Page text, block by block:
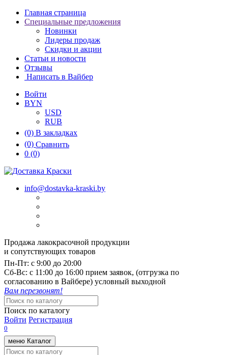
Главная страница
Специальные предложения
Новинки
Лидеры продаж
Скидки и акции
Статьи и новости
Отзывы
Написать в Вайбер
Войти
BYN
USD
RUB
(0) В закладках
(0) Сравнить
0 (0)
info@dostavka-kraski.by
Продажа лакокрасочной продукции
и сопутствующих товаров
Пн-Пт: с 9:00 до 20:00
Cб-Вс: с 11:00 до 16:00 прием заявок, (отгрузка по
согласованию в Вайбере) условный выходной
Вам перезвонят!
Поиск по каталогу
Войти Регистрация
0
меню Каталог